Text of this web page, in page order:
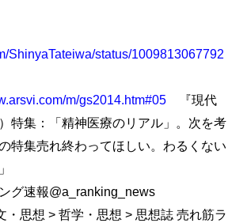
ShinyaTateiwa/status/1009813067792
m/gs2014.htm#05 『現代
特集：「精神医療のリアル」。次を考
特集売れ終わってほしい。わるくない
グ速報@a_ranking_news
思想 > 哲学・思想 > 思想誌 売れ筋ラ